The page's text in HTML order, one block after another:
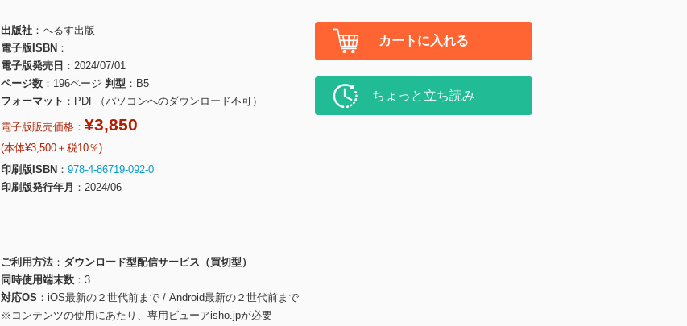
出版社
へるす出版
電子版ISBN
電子版発売日
2024/07/01
ページ数
196ページ 判型
B5
フォーマット
PDF（パソコンへのダウンロード不可）
電子版販売価格： ¥3,850
(本体¥3,500＋税10％)
印刷版ISBN
978-4-86719-092-0
印刷版発行年月
2024/06
カートに入れる
ちょっと立ち読み
ご利用方法
ダウンロード型配信サービス（買切型）
同時使用端末数
3
対応OS
iOS最新の２世代前まで / Android最新の２世代前まで
※コンテンツの使用にあたり、専用ビューアisho.jpが必要